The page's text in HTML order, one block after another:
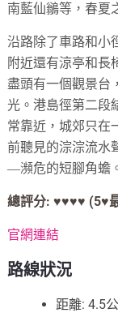
南藍仙鶲等，春夏
沿路除了車路和小
附近還有涼亭和長
盡頭有一個觀景台
光。港島徑第二段
常靠近，城郊只在
前聽見的淙淙流水
―瀕危的短腳角蟾
總評分: ♥♥♥♥ (5♥
官網連結
路線狀況
距離: 4.5